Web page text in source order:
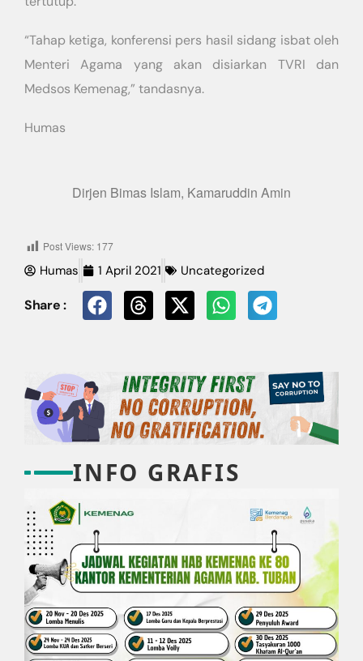
“Tahap ketiga, konferensi pers hasil sidang isbat oleh
Menteri Agama yang akan disiarkan TVRI dan
Medsos Kemenag,” tandasnya.
Humas
Dirjen Bimas Islam, Kamaruddin Amin
Post Views: 177
Humas 1 April 2021 Uncategorized
Share :
INFO GRAFIS